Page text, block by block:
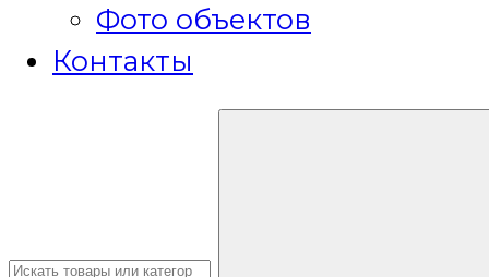
Фото объектов
Контакты